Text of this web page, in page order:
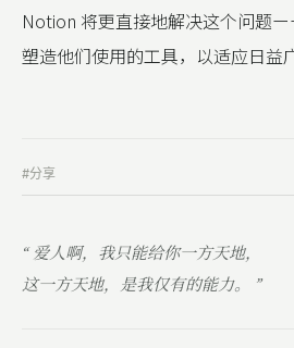
Notion 将更直接地解决这个问题
塑造他们使用的工具，以适应日益
#分享
“ 爱人啊，我只能给你一方天地，
这一方天地，是我仅有的能力。 ”